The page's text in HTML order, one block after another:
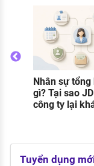
Nhân sự tổng
gì? Tại sao
công ty lại
Tuyển dụng